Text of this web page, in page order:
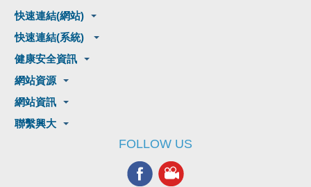
快速連結(網站)
快速連結(系統)
健康安全資訊
網站資源
網站資訊
聯繫興大
FOLLOW US